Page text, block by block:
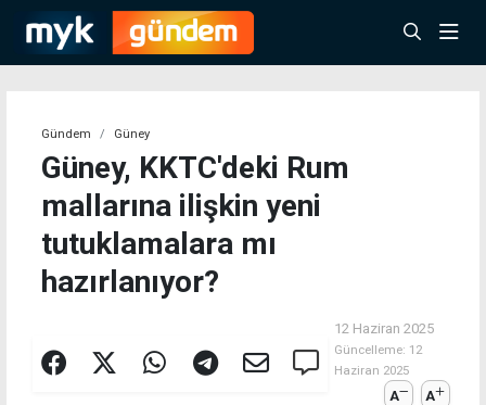
Gündem Güney
Güney, KKTC'deki Rum
mallarına ilişkin yeni
tutuklamalara mı
hazırlanıyor?
12 Haziran 2025
Güncelleme: 12
Haziran 2025
A A